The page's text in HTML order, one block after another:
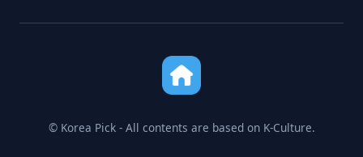
© Korea Pick - All contents are based on K-Culture.